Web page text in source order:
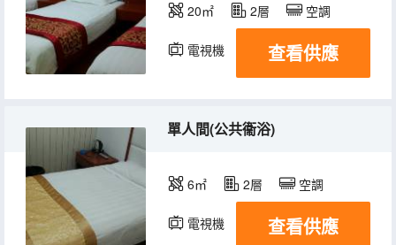
20㎡ 2層 空調
電視機 查看供應
單人間(公共衞浴)
6㎡ 2層 空調
電視機 查看供應